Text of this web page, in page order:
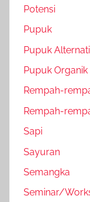
Potensi
Pupuk
Pupuk
Pupuk Organik
Rempah-
Rempah-
Sapi
Sayuran
Semangka
Seminar/